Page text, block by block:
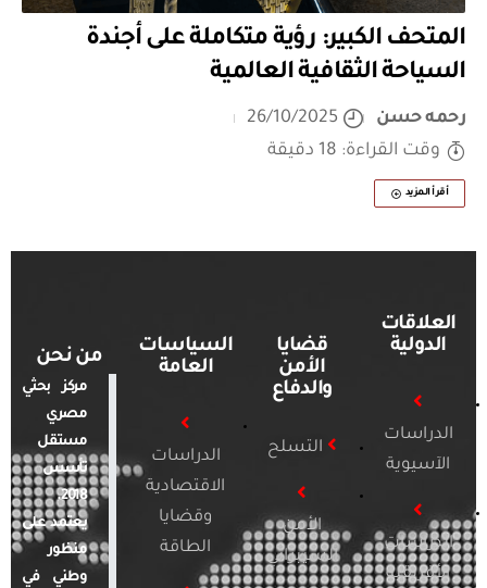
المتحف الكبير: رؤية متكاملة على أجندة
السياحة الثقافية العالمية
رحمه حسن
26/10/2025
وقت القراءة: 18 دقيقة
أقرأ المزيد
العلاقات
الدولية
الدراسات
الآسيوية
الدراسات
الأفريقية
قضايا
الأمن
والدفاع
التسلح
الأمن
السيبراني
السياسات
العامة
الدراسات
الاقتصادية
وقضايا
الطاقة
من نحن
مركز بحثي
مصري
مستقل
تأسس
2018.
يعتمد على
منظور
وطني في